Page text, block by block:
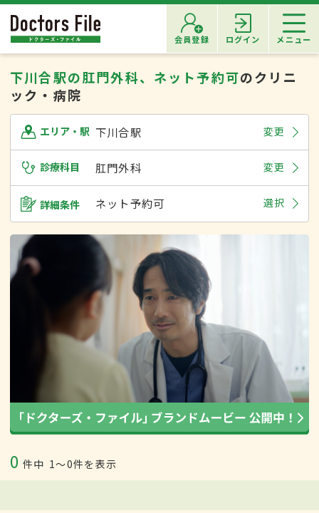
会員登録 ログイン メニュー
下川合駅の肛門外科、ネット予約可のクリニ
ック・病院
エリア・駅 下川合駅 変更
診療科目 肛門外科 変更
詳細条件 ネット予約可 選択
0 件中 1〜0件を表示